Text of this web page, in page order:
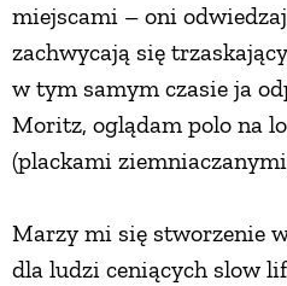
miejscami – oni
zachwycają się
w tym samym czasie ja
Moritz, oglądam polo na
(plackami
Marzy mi się stworzenie
dla ludzi ceniących slow